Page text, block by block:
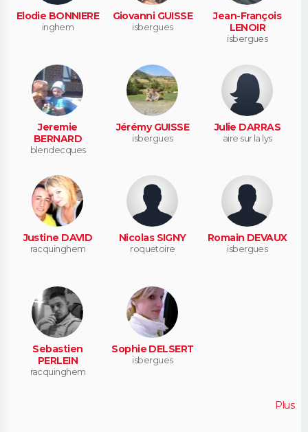
Elodie BONNIERE
inghem
Giovanni GUISSE
isbergues
Jean-François
LENOIR
isbergues
Jeremie
BERNARD
blendecques
Jérémy GUISSE
isbergues
Julie DARRAS
aire sur la lys
Justine DAVID
racquinghem
Nicolas SIGNY
roquetoire
Romain DEVAUX
isbergues
Sebastien
PERLEIN
racquinghem
Sophie DELSERT
isbergues
Plus